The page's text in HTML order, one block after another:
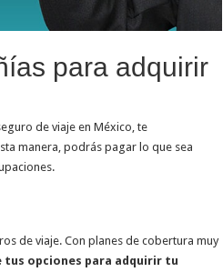
para adquirir
de viaje en México, te
manera, podrás pagar lo que sea
de viaje. Con planes de cobertura muy
opciones para adquirir tu